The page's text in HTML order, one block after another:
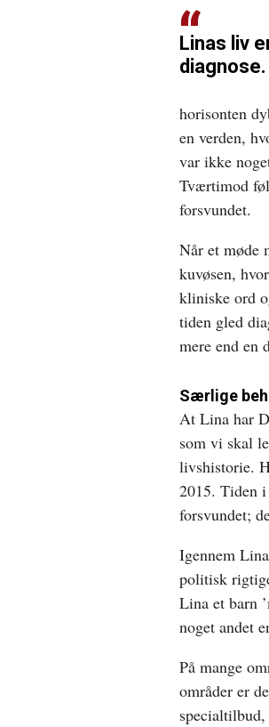
Linas liv
diagnose.
horisonten
en verden,
var ikke
Tværtimod
forsvundet.
Når et møde
kuvøsen,
kliniske ord
tiden gled
mere end en
Særlige
At Lina har
som vi skal
livshistorie.
2015. Tiden
forsvundet;
Igennem
politisk
Lina et barn
noget andet
På mange
områder er
specialtilbud,